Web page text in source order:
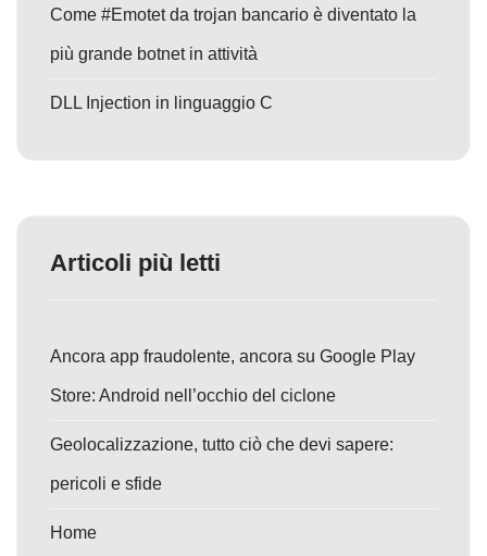
Come #Emotet da trojan bancario è diventato la
più grande botnet in attività
DLL Injection in linguaggio C
Articoli più letti
Ancora app fraudolente, ancora su Google Play
Store: Android nell’occhio del ciclone
Geolocalizzazione, tutto ciò che devi sapere:
pericoli e sfide
Home